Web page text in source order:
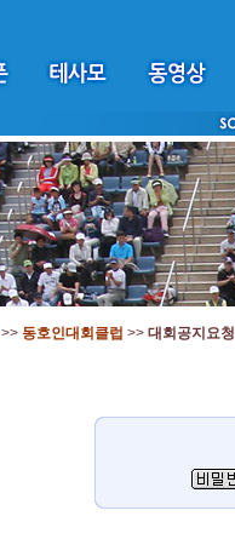
>> 동호인대회클럽 >> 대회공지요청